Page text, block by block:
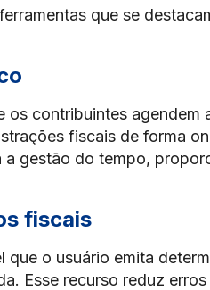
que se
os contribuintes agendem
fiscais de forma
gestão do tempo,
fiscais
que o usuário emita
Esse recurso reduz